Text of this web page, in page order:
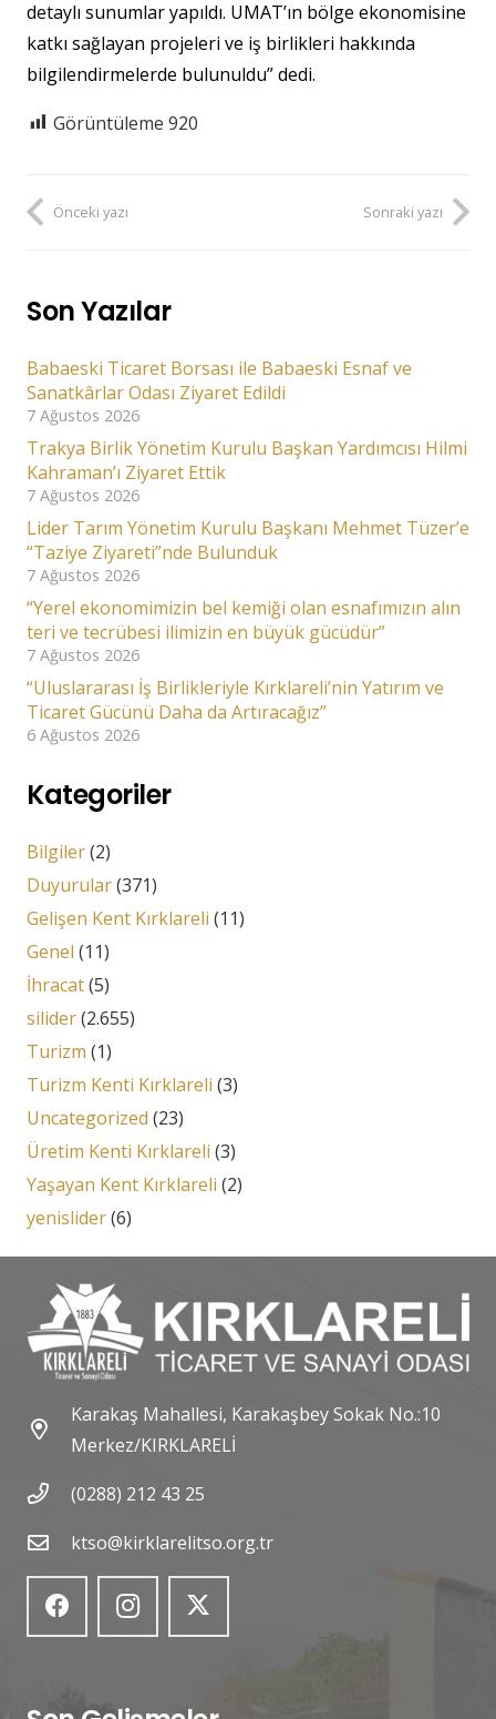
detaylı sunumlar yapıldı. UMAT’ın bölge ekonomisine
katkı sağlayan projeleri ve iş birlikleri hakkında
bilgilendirmelerde bulunuldu” dedi.
Görüntüleme 920
Önceki yazı Sonraki yazı
Son Yazılar
Babaeski Ticaret Borsası ile Babaeski Esnaf ve
Sanatkârlar Odası Ziyaret Edildi
7 Ağustos 2026
Trakya Birlik Yönetim Kurulu Başkan Yardımcısı Hilmi
Kahraman’ı Ziyaret Ettik
7 Ağustos 2026
Lider Tarım Yönetim Kurulu Başkanı Mehmet Tüzer’e
“Taziye Ziyareti”nde Bulunduk
7 Ağustos 2026
“Yerel ekonomimizin bel kemiği olan esnafımızın alın
teri ve tecrübesi ilimizin en büyük gücüdür”
7 Ağustos 2026
“Uluslararası İş Birlikleriyle Kırklareli’nin Yatırım ve
Ticaret Gücünü Daha da Artıracağız”
6 Ağustos 2026
Kategoriler
Bilgiler(2)
Duyurular(371)
Gelişen Kent Kırklareli (11)
Genel (11)
İhracat(5)
silider(2.655)
Turizm (1)
Turizm Kenti Kırklareli (3)
Uncategorized (23)
Üretim Kenti Kırklareli (3)
Yaşayan Kent Kırklareli (2)
yenislider(6)
Karakaş Mahallesi, Karakaşbey Sokak No.:10
Merkez/KIRKLARELİ
(0288) 212 43 25
ktso@kirklarelitso.org.tr